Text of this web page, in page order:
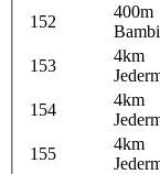
152
400m
153
4km
154
4km
155
4km